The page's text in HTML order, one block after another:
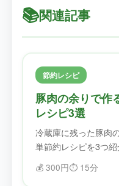
📚関連記事
節約レシピ
豚肉の余りで作
レシピ3選
冷蔵庫に残った豚肉
単節約レシピを3つ
ろすで食材を無駄に
💰 300円⏱️ 15分